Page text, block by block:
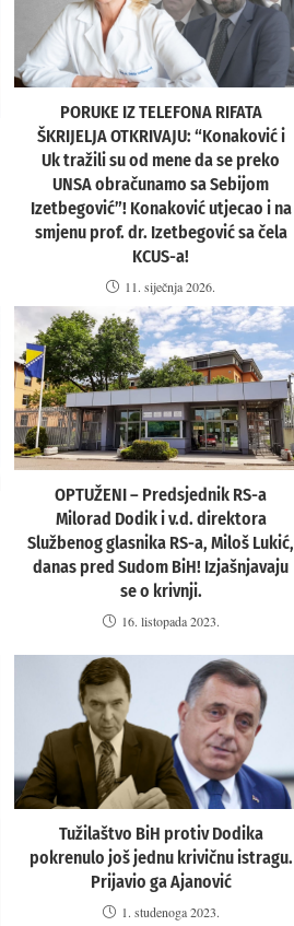
PORUKE IZ TELEFONA RIFATA
ŠKRIJELJA OTKRIVAJU: “Konaković i
Uk tražili su od mene da se preko
UNSA obračunamo sa Sebijom
Izetbegović”! Konaković utjecao i na
smjenu prof. dr. Izetbegović sa čela
KCUS-a!
11. siječnja 2026.
OPTUŽENI – Predsjednik RS-a
Milorad Dodik i v.d. direktora
Službenog glasnika RS-a, Miloš Lukić,
danas pred Sudom BiH! Izjašnjavaju
se o krivnji.
16. listopada 2023.
Tužilaštvo BiH protiv Dodika
pokrenulo još jednu krivičnu istragu.
Prijavio ga Ajanović
1. studenoga 2023.